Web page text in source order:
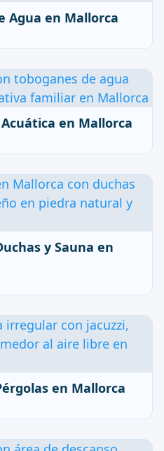
Agua en Mallorca
en Mallorca
y Sauna en
en Mallorca